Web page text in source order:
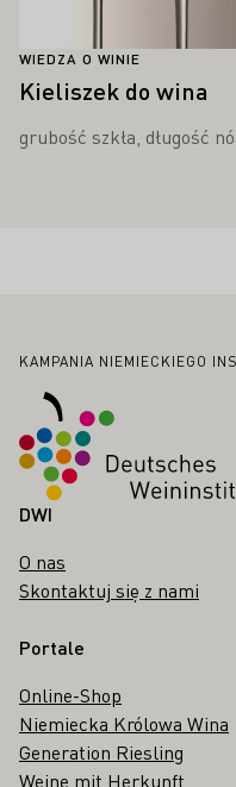
WIEDZA O WINIE
Kieliszek do wina
grubość szkła, długość
Stopka
KAMPANIA NIEMIECKIEGO
DWI
O nas
Skontaktuj się z nami
Portale
Online-Shop
Niemiecka Królowa Wina
Generation Riesling
Weine mit Herkunft